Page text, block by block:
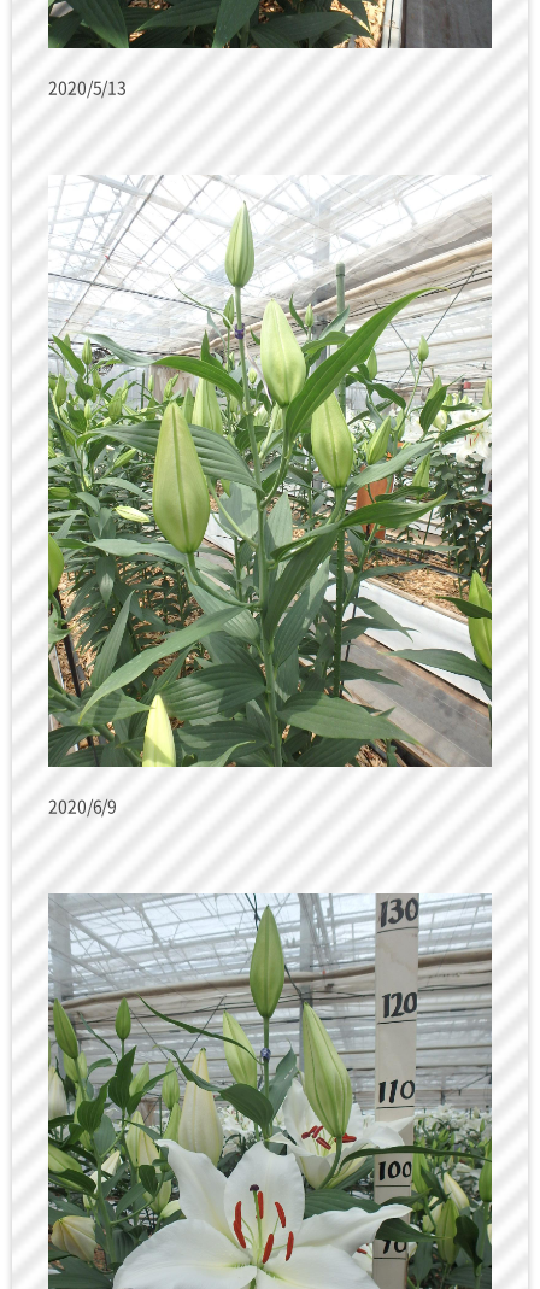
2020/5/13
2020/6/9